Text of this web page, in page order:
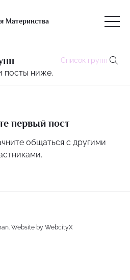
Материнства
Список групп
посты ниже.
первый пост
общаться с другими
Website by WebcityX